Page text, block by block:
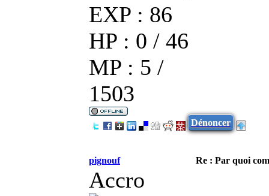
EXP : 86
HP : 0 / 46
MP : 5 /
1503
Dénoncer
pignouf Re : Par quoi
Accro